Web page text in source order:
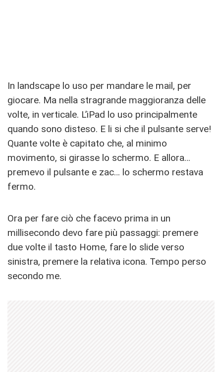
In landscape lo uso per mandare le mail, per
giocare. Ma nella stragrande maggioranza delle
volte, in verticale. L’iPad lo uso principalmente
quando sono disteso. E li si che il pulsante serve!
Quante volte è capitato che, al minimo
movimento, si girasse lo schermo. E allora…
premevo il pulsante e zac… lo schermo restava
fermo.
Ora per fare ciò che facevo prima in un
millisecondo devo fare più passaggi: premere
due volte il tasto Home, fare lo slide verso
sinistra, premere la relativa icona. Tempo perso
secondo me.